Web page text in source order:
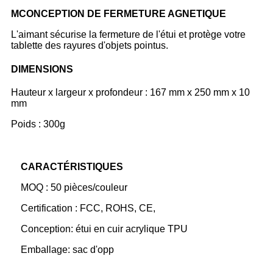
MCONCEPTION DE FERMETURE AGNETIQUE
L'aimant sécurise la fermeture de l'étui et protège votre
tablette des rayures d'objets pointus.
DIMENSIONS
Hauteur x largeur x profondeur : 167 mm x 250 mm x 10
mm
Poids : 300g
CARACTÉRISTIQUES
MOQ : 50 pièces/couleur
Certification : FCC, ROHS, CE,
Conception: étui en cuir acrylique TPU
Emballage: sac d'opp